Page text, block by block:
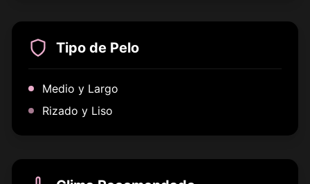
Tipo de Pelo
Medio y Largo
Rizado y Liso